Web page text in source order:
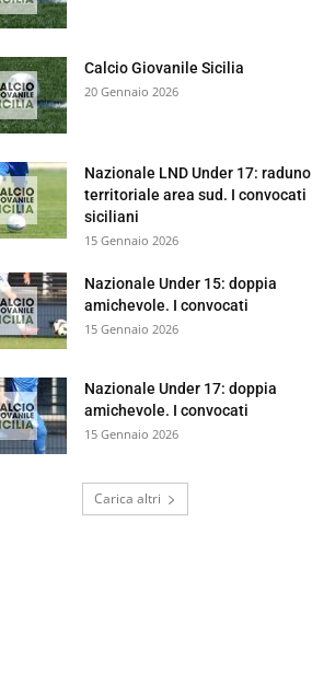
Calcio Giovanile Sicilia
20 Gennaio 2026
Nazionale LND Under 17: raduno
territoriale area sud. I convocati
siciliani
15 Gennaio 2026
Nazionale Under 15: doppia
amichevole. I convocati
15 Gennaio 2026
Nazionale Under 17: doppia
amichevole. I convocati
15 Gennaio 2026
Carica altri